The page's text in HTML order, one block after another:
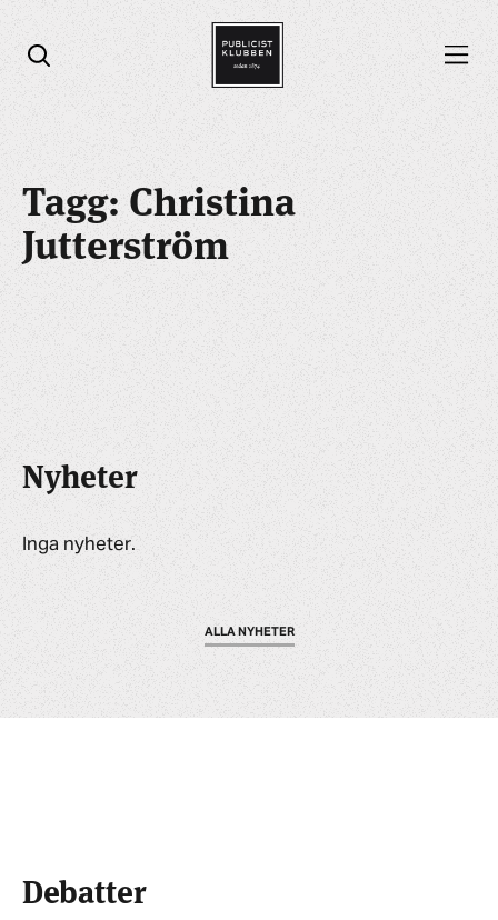
Öppna sök
Öppna menyn
Tagg: Christina
Jutterström
Nyheter
Inga nyheter.
ALLA NYHETER
Debatter